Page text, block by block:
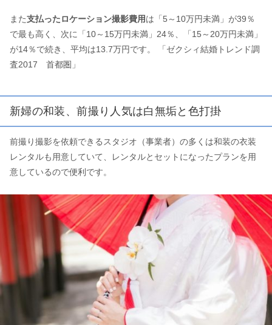
また支払ったロケーション撮影費用は「5～10万円未満」が39％
で最も高く、次に「10～15万円未満」24％、「15～20万円未満」
が14％で続き、平均は13.7万円です。 「ゼクシィ結婚トレンド調
査2017 首都圏」
新婦の和装、前撮り人気は白無垢と色打掛
前撮り撮影を依頼できるスタジオ（事業者）の多くは和装の衣装
レンタルも用意していて、レンタルとセットになったプランを用
意しているので便利です。